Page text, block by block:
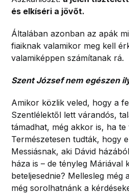
és elkíséri a jövőt.
Általában azonban az apák
fiaiknak valamikor meg kell
valamiképpen számítanak rá.
Szent József nem egészen
Amikor közlik veled, hogy a
Szentlélektől lett várandós,
támadhat, még akkor is, ha
Természetesen tudták, hogy
Messiásnak, aki Dávid
háza is – de tényleg Máriával
beteljesednie? Mellesleg még
még sorolhatnánk a